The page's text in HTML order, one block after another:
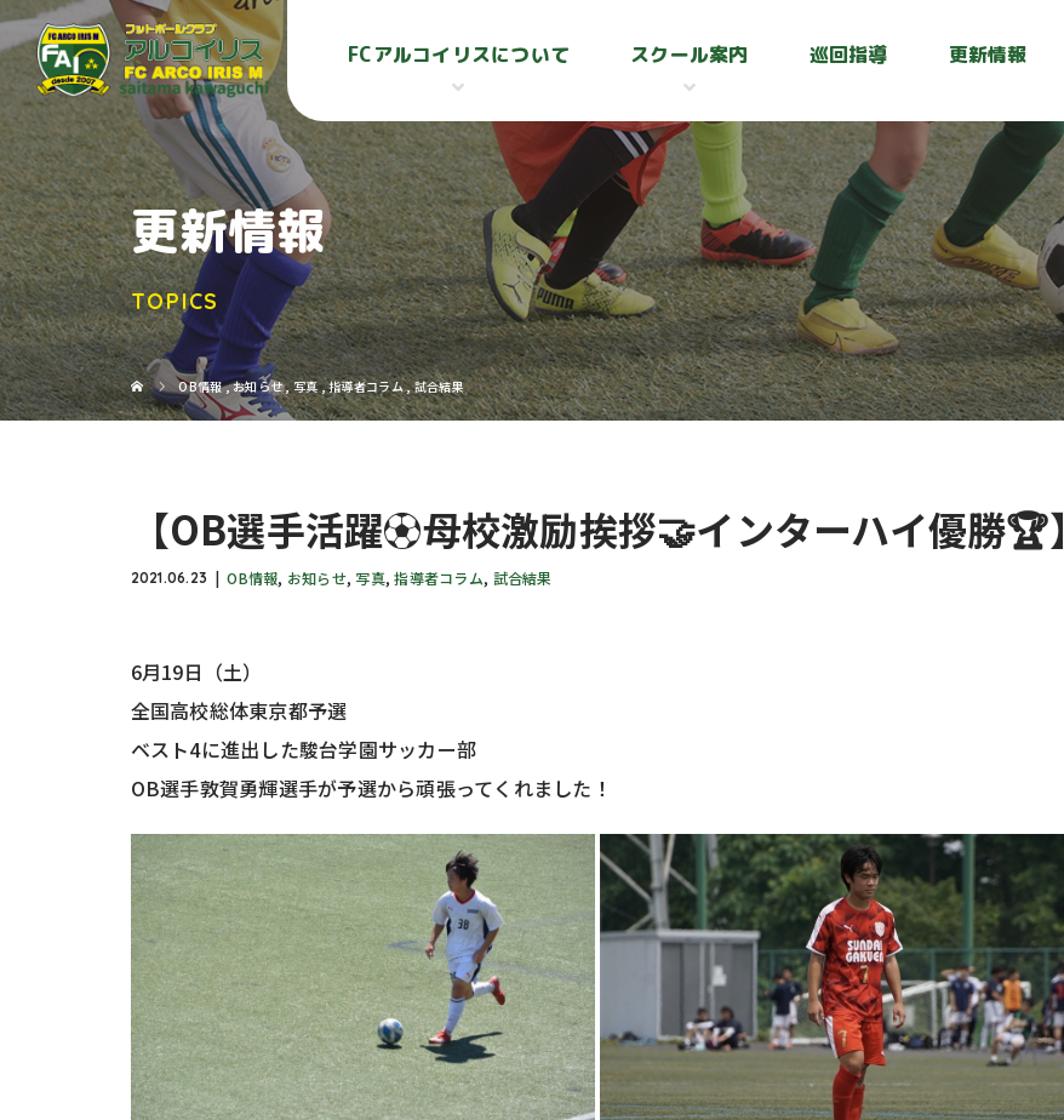
FCアルコイリスについて スクール案内 巡回指導 更新情報
更新情報
TOPICS
OB情報,お知らせ,写真,指導者コラム,試合結果
【OB選手活躍⚽母校激励挨拶🤝インターハイ優勝🏆】
2021.06.23 OB情報, お知らせ, 写真,指導者コラム, 試合結果
6月19日（土）
全国高校総体東京都予選
ベスト4に進出した駿台学園サッカー部
OB選手敦賀勇輝選手が予選から頑張ってくれました！